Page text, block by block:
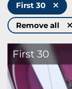
First 30
Remove all
First 30